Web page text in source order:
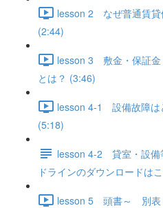
lesson 2 なぜ普通賃貸
(2:44)
lesson 3 敷金・保証金
とは？ (3:46)
lesson 4-1 設備故障は
(5:18)
lesson 4-2 貸室・設備
ドラインのダウンロードは
lesson 5 頭書～ 別表